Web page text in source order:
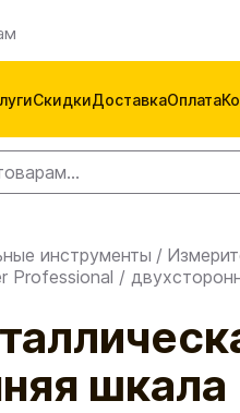
СкидкиДоставкаОплата
инструменты /
Professional /
шкала